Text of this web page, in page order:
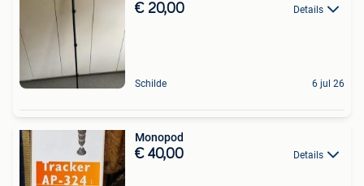
€ 20,00 Details
Schilde 6 jul 26
Monopod
€ 40,00 Details